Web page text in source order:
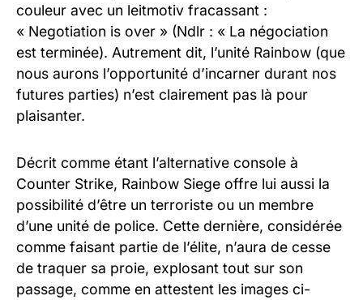
couleur avec un leitmotiv fracassant :
« Negotiation is over » (Ndlr : « La négociation
est terminée). Autrement dit, l’unité Rainbow (que
nous aurons l’opportunité d’incarner durant nos
futures parties) n’est clairement pas là pour
plaisanter.
Décrit comme étant l’alternative console à
Counter Strike, Rainbow Siege offre lui aussi la
possibilité d’être un terroriste ou un membre
d’une unité de police. Cette dernière, considérée
comme faisant partie de l’élite, n’aura de cesse
de traquer sa proie, explosant tout sur son
passage, comme en attestent les images ci-